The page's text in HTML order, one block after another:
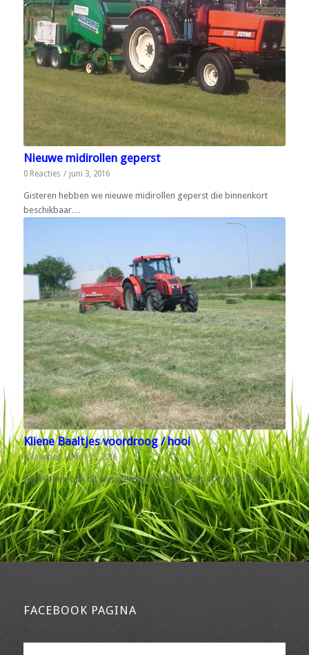
Nieuwe midirollen geperst
0 Reacties / juni 3, 2016
Gisteren hebben we nieuwe midirollen geperst die binnenkort
beschikbaar…
Kliene Baaltjes voordroog / hooi
0 Reacties / april 15, 2016
Wij hebben ook dit jaar weer kleine baaltjes voordroog te koop…
FACEBOOK PAGINA